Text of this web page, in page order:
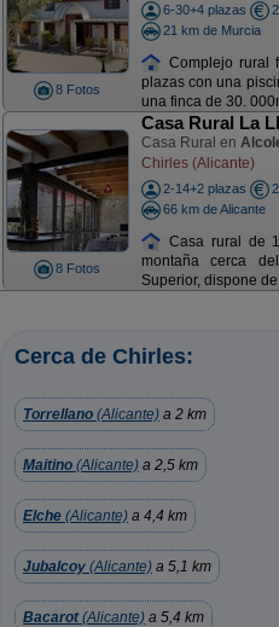
8 Fotos
6-30+4 plazas
21 km de Murcia
Complejo rural
plazas con una
una finca de 30.
8 Fotos
Casa Rural La
Casa Rural en
Chirles (Alicante)
2-14+2 plazas
66 km de Alicante
Casa rural de
montaña cerca
Superior, dispone
Cerca de Chirles:
Torrellano (Alicante) a 2 km
Maitino (Alicante) a 2,5 km
Elche (Alicante) a 4,4 km
Jubalcoy (Alicante) a 5,1 km
Bacarot(Alicante) a 5,4 km